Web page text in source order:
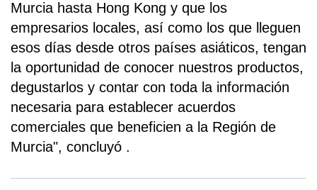
Murcia hasta Hong Kong y que los
empresarios locales, así como los que lleguen
esos días desde otros países asiáticos, tengan
la oportunidad de conocer nuestros productos,
degustarlos y contar con toda la información
necesaria para establecer acuerdos
comerciales que beneficien a la Región de
Murcia", concluyó .